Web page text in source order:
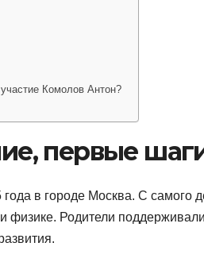
Комолов Антон?
первые
в городе Москва. С самого
физике. Родители